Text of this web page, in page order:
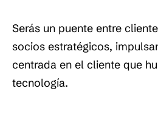
Serás un puente entre
socios estratégicos,
centrada en el cliente que
tecnología.